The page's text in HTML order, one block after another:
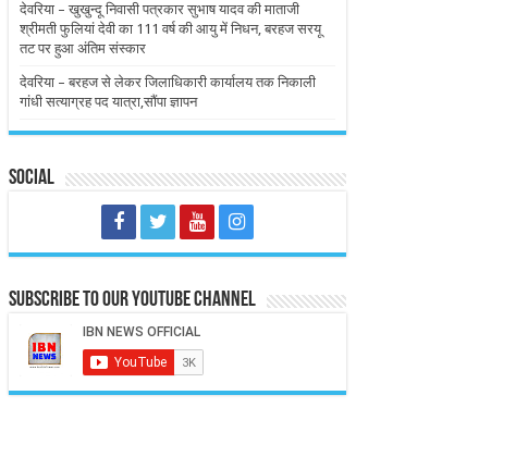
देवरिया – खुखुन्दू निवासी पत्रकार सुभाष यादव की माताजी
श्रीमती फुलियां देवी का 111 वर्ष की आयु में निधन, बरहज सरयू
तट पर हुआ अंतिम संस्कार
देवरिया – बरहज से लेकर जिलाधिकारी कार्यालय तक निकाली
गांधी सत्याग्रह पद यात्रा,सौंपा ज्ञापन
Social
Subscribe to our Youtube Channel